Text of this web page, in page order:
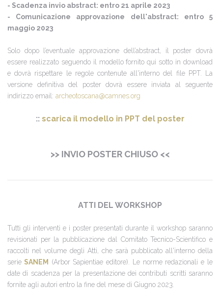
- Scadenza invio abstract: entro 21 aprile 2023
- Comunicazione approvazione dell'abstract: entro 5
maggio 2023
Solo dopo l’eventuale approvazione dell’abstract, il poster dovrà
essere realizzato seguendo il modello fornito qui sotto in download
e dovrà rispettare le regole contenute all'interno del file PPT. La
versione definitiva del poster dovrà essere inviata al seguente
indirizzo email: archeotoscana@camnes.org
:: scarica il modello in PPT del poster
>> INVIO POSTER CHIUSO <<
ATTI DEL WORKSHOP
Tutti gli interventi e i poster presentati durante il workshop saranno
revisionati per la pubblicazione dal Comitato Tecnico-Scientifico e
raccolti nel volume degli Atti, che sarà pubblicato all'interno della
serie SANEM
(Arbor Sapientiae editore). Le norme redazionali e le
date di scadenza per la presentazione dei contributi scritti saranno
fornite agli autori entro la fine del mese di Giugno 2023.